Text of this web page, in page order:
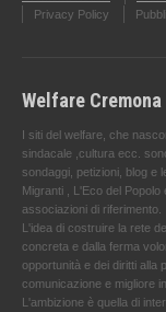
Privacy Policy
Welfare
I siti del welfare, che
sindacale ,cultura ecc.
sondaggi, petizioni, blog e
Migranti , L'Eco del
associazioni di riferimento.
L'idea di costruire la rete
concreta e dalla ferma
opportunità e dei diritti alla
comunicazione e migliore
L'ambizione è quella di